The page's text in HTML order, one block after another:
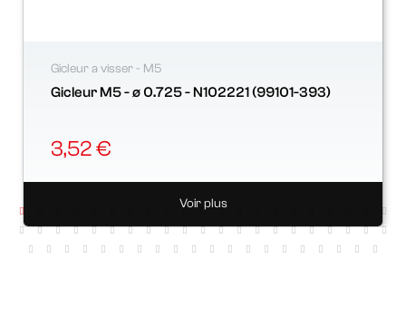
Gicleur a visser - M5
Gicleur M5 - ø 0.725 - N102221 (99101-393)
3,52 €
Voir plus